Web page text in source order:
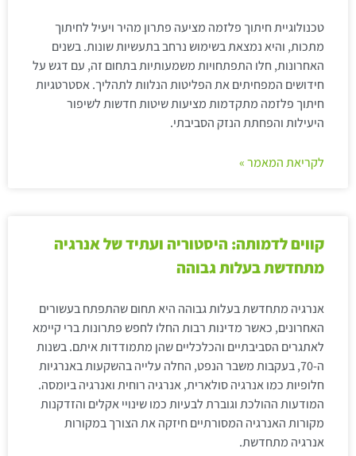
טכנולוגיית חיתוך פלזמה מציעה פתרון מהיר ויעיל לחיתוך
מתכות, והיא נמצאת בשימוש נרחב בתעשיות שונות. בשנים
האחרונות, חלו התפתחויות משמעותיות בתחום זה, עם דגש על
חידושים המפחיתים את הפליטות הנלוות לתהליך. אסטרטגיות
חיתוך פלזמה מתקדמות מציעות שיטות חדשות לשיפור
היעילות והפחתת הנזק הסביבתי.
לקריאת המאמר »
קווים לדמותה: היסטוריה ועתיד של אנרגיה
מתחדשת בעלות גבוהה
אנרגיה מתחדשת בעלות גבוהה היא תחום שהתפתח בעשורים
האחרונים, כאשר מדינות רבות החלו לחפש פתרונות ברי קיימא
לאתגרים הסביבתיים והכלכליים שהן מתמודדות איתם. בשנות
ה-70, בעקבות משבר הנפט, החלה עלייה בהשקעות באנרגיות
חלופיות כמו אנרגיה סולארית, אנרגיה רוחית ואנרגיה ביומסה.
המודעות ההולכת וגוברת לבעיות כמו שינויי אקלים והזדקנות
מקורות האנרגיה המסורתיים חיזקה את הצורך במקורות
אנרגיה מתחדשת.